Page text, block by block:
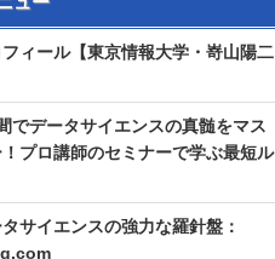
ィール【東京情報大学・嵜山陽二
でデータサイエンスの真髄をマス
プロ講師のセミナーで学ぶ最短ル
サイエンスの強力な羅針盤：